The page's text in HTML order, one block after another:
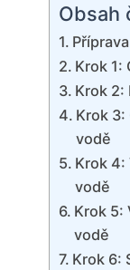
Obsah
Příprava
Krok 1:
Krok 2:
Krok
vodě
Krok 4:
vodě
Krok 5:
vodě
Krok 6: